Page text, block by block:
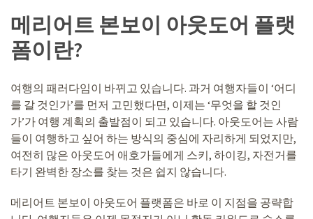
메리어트 본보이 아웃도어 플랫
폼이란?
여행의 패러다임이 바뀌고 있습니다. 과거 여행자들이 ‘어디
를 갈 것인가’를 먼저 고민했다면, 이제는 ‘무엇을 할 것인
가’가 여행 계획의 출발점이 되고 있습니다. 아웃도어는 사람
들이 여행하고 싶어 하는 방식의 중심에 자리하게 되었지만,
여전히 많은 아웃도어 애호가들에게 스키, 하이킹, 자전거를
타기 완벽한 장소를 찾는 것은 쉽지 않습니다.
메리어트 본보이 아웃도어 플랫폼은 바로 이 지점을 공략합